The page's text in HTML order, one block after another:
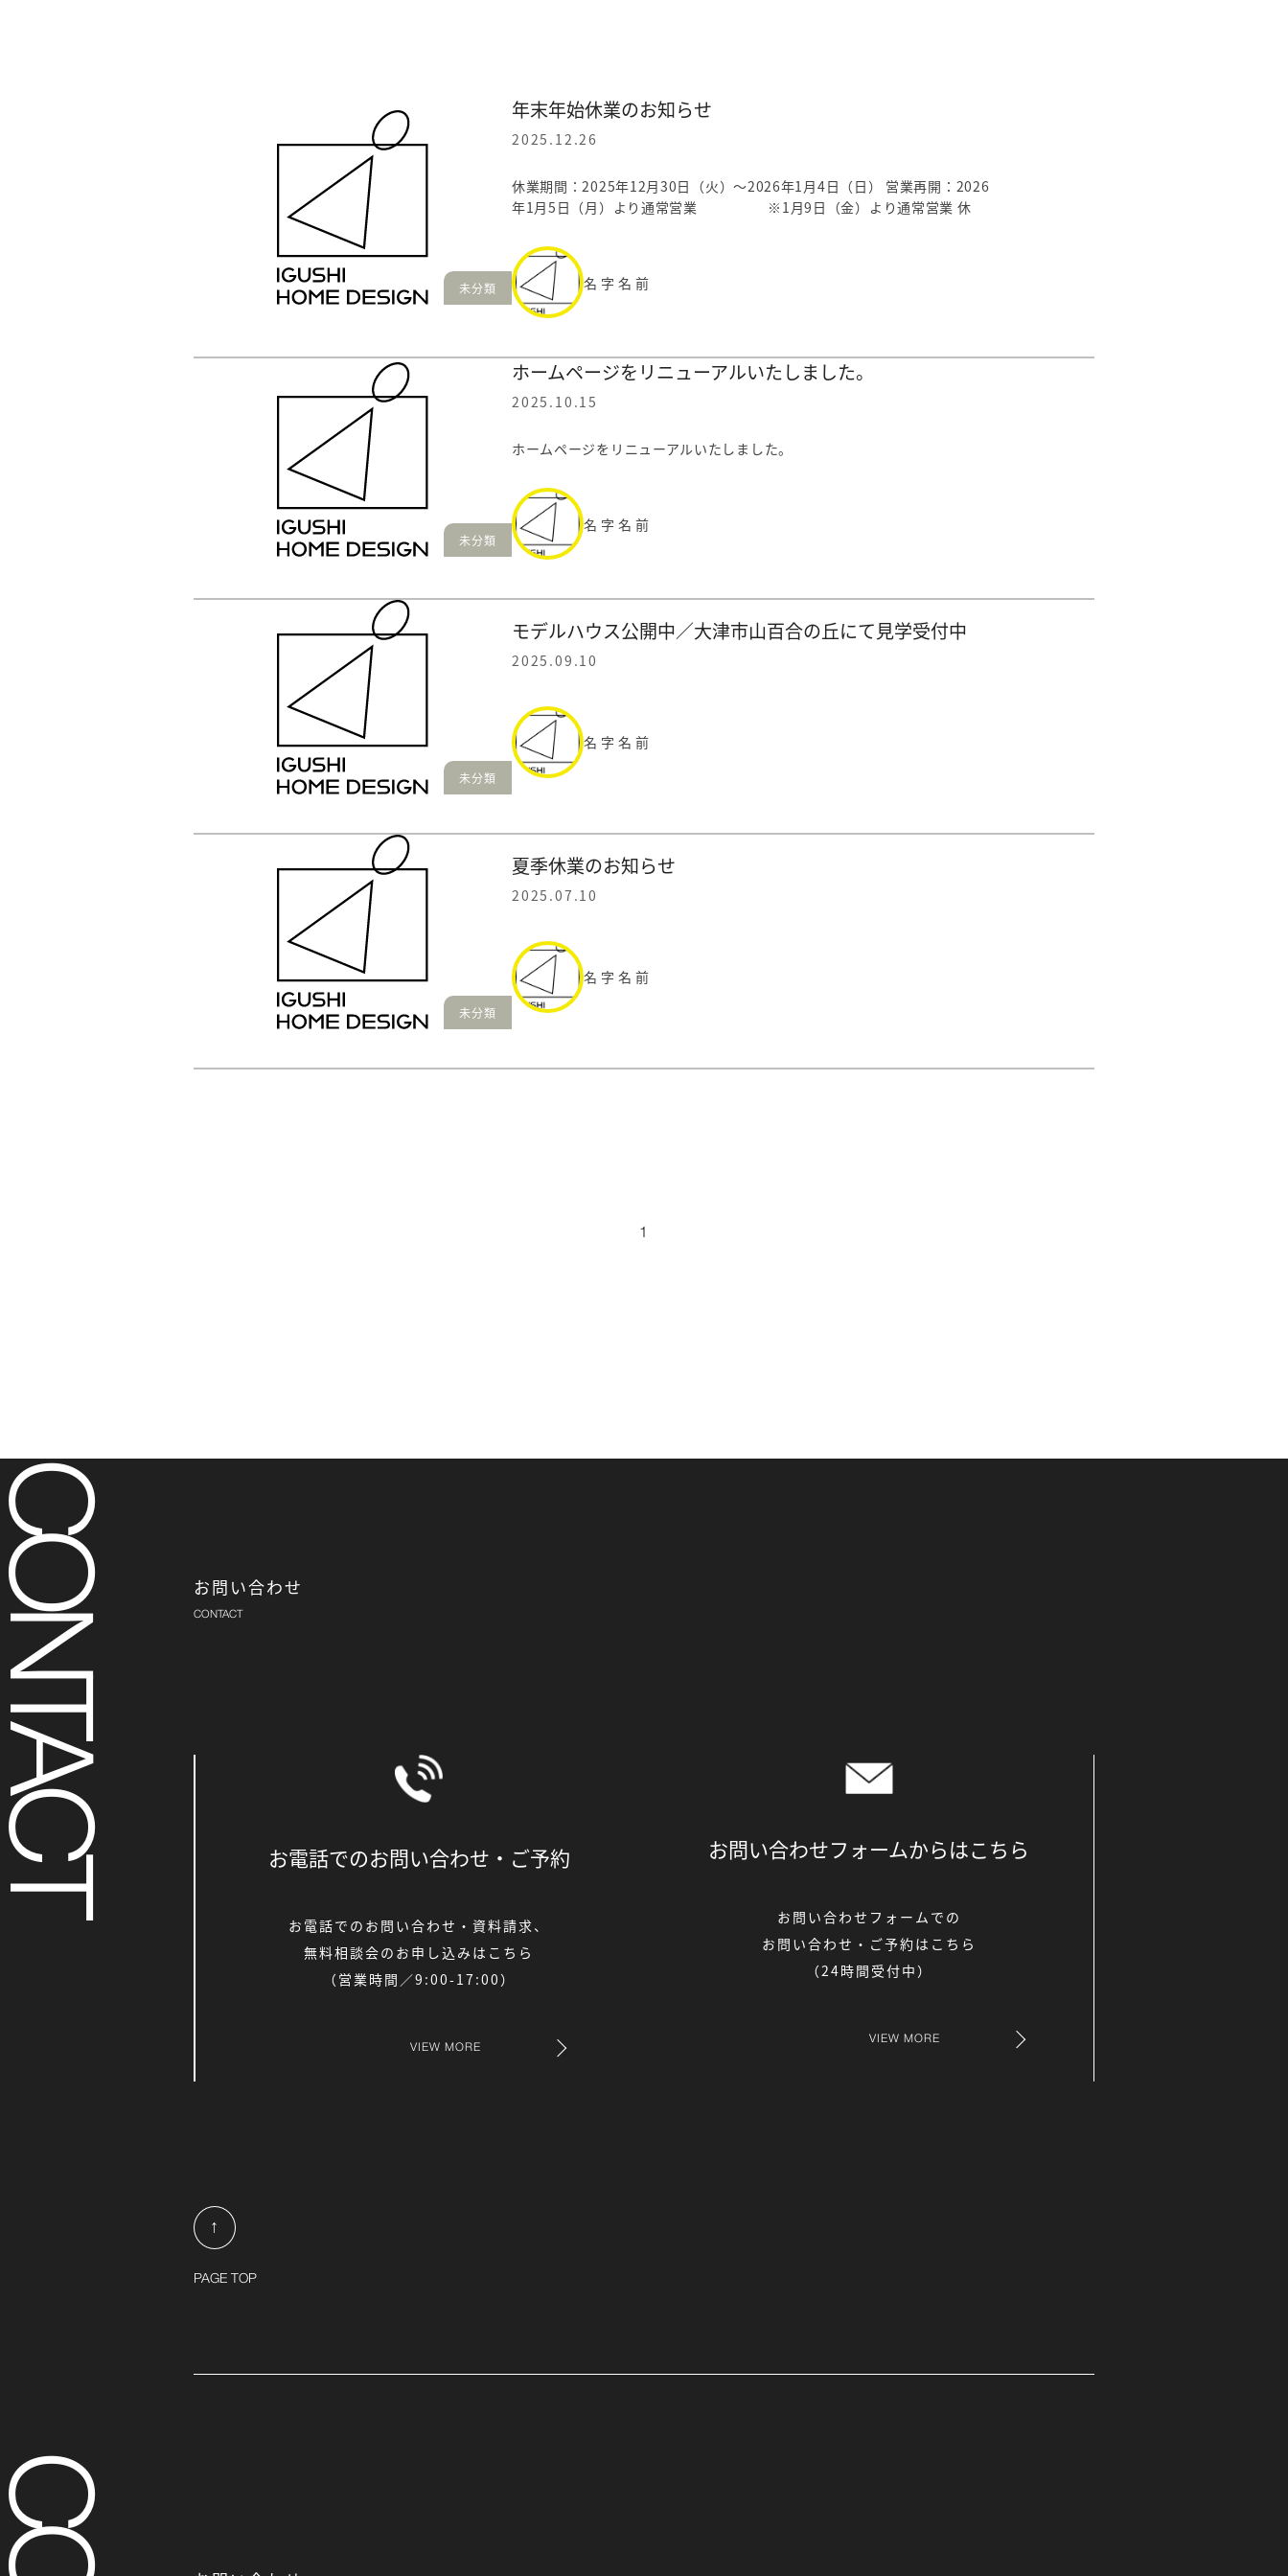
未分類
年末年始休業のお知らせ
2025.12.26
休業期間：2025年12月30日（火）〜2026年1月4日（日） 営業再開：2026
年1月5日（月）より通常営業 ※1月9日（金）より通常営業 休
名字名前
未分類
ホームページをリニューアルいたしました。
2025.10.15
ホームページをリニューアルいたしました。
名字名前
未分類
モデルハウス公開中／大津市山百合の丘にて見学受付中
2025.09.10
名字名前
未分類
夏季休業のお知らせ
2025.07.10
名字名前
1
お問い合わせ
お電話でのお問い合わせ・ ご予約
お電話でのお問い合わせ・資料請求、
無料相談会のお申し込みはこちら
（営業時間／9:00-17:00）
VIEW MORE
お問い合わせフォームからはこちら
お問い合わせフォームでの
お問い合わせ・ご予約はこちら
（24時間受付中）
VIEW MORE
↑
PAGE TOP